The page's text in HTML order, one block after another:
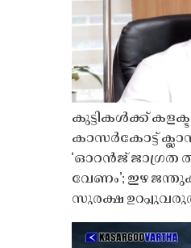
കുട്ടികൾക്ക്
കാസർകോട്ട്
‘ഓറൻജ് ജാഗ്രത
വേണം’; ഇഴ
സുരക്ഷ